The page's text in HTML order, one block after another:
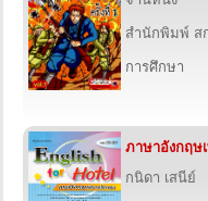
สำนักพิมพ์ ส
การศึกษา
ภาษาอังกฤษ
กนิดา เสนีย์